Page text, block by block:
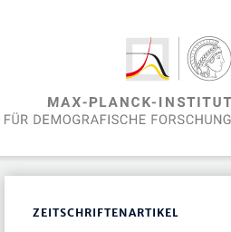
ZEITSCHRIFTENARTIKEL